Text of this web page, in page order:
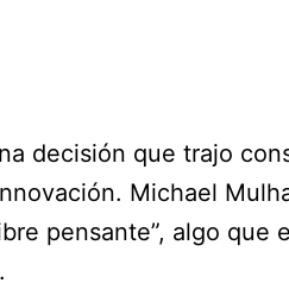
decisión que trajo
Michael
pensante”, algo que